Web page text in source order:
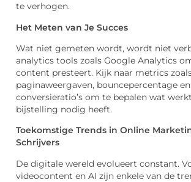
te verhogen.
Het Meten van Je Succes
Wat niet gemeten wordt, wordt niet
analytics tools zoals Google Analytics
content presteert. Kijk naar metrics
paginaweergaven, bouncepercentage en
conversieratio’s om te bepalen wat
bijstelling nodig heeft.
Toekomstige Trends in Online
Schrijvers
De digitale wereld evolueert constant.
videocontent en AI zijn enkele van de